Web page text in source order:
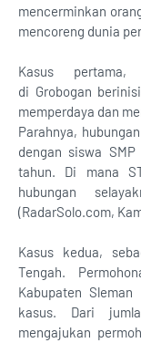
mencerminkan
mencoreng dunia
Kasus
di Grobogan
memperdaya dan
Parahnya,
dengan siswa
tahun. Di mana
hubungan
(RadarSolo.com,
Kasus kedua,
Tengah.
Kabupaten
kasus. Dari
mengajukan